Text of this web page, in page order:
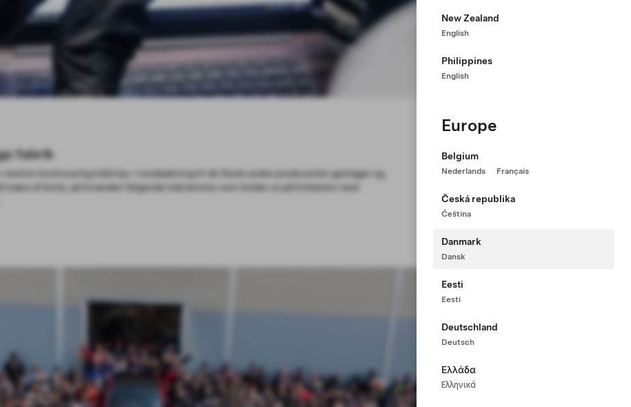
New Zealand
English
Philippines
English
Europe
Belgium
Nederlands Français
Česká republika
Čeština
Danmark
Dansk
Eesti
Eesti
Deutschland
Deutsch
Ελλάδα
Ελληνικά
robotter
supplerer den manuelle præcision og tilpasningsevne hos vores medarbejdere ved at
opgaver som f.eks. at løfte køretøjer og justere dele med mikron præcision.